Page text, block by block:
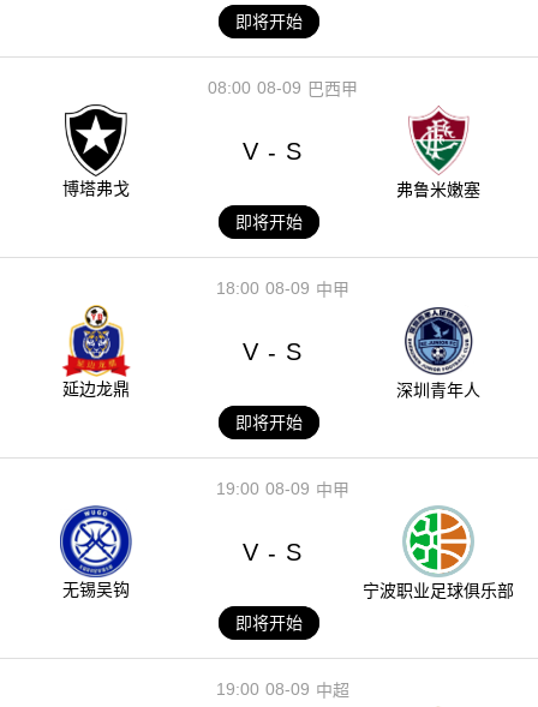
即将开始
08-09
08:00 巴西甲
博塔弗戈
V - S
弗鲁米嫩塞
即将开始
08-09
18:00 中甲
延边龙鼎
V - S
深圳青年人
即将开始
08-09
19:00 中甲
无锡吴钩
V - S
宁波职业足球俱乐部
即将开始
08-09
19:00 中超